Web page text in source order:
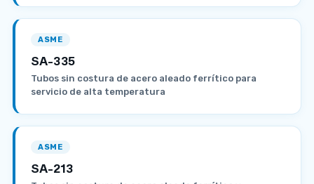
ASME
SA-335
Tubos sin costura de acero aleado ferrítico para
servicio de alta temperatura
ASME
SA-213